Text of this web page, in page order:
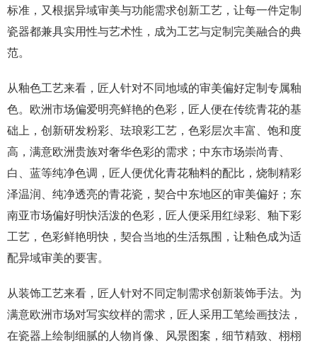
标准，又根据异域审美与功能需求创新工艺，让每一件定制
瓷器都兼具实用性与艺术性，成为工艺与定制完美融合的典
范。
从釉色工艺来看，匠人针对不同地域的审美偏好定制专属釉
色。欧洲市场偏爱明亮鲜艳的色彩，匠人便在传统青花的基
础上，创新研发粉彩、珐琅彩工艺，色彩层次丰富、饱和度
高，满意欧洲贵族对奢华色彩的需求；中东市场崇尚青、
白、蓝等纯净色调，匠人便优化青花釉料的配比，烧制精彩
泽温润、纯净透亮的青花瓷，契合中东地区的审美偏好；东
南亚市场偏好明快活泼的色彩，匠人便采用红绿彩、釉下彩
工艺，色彩鲜艳明快，契合当地的生活氛围，让釉色成为适
配异域审美的要害。
从装饰工艺来看，匠人针对不同定制需求创新装饰手法。为
满意欧洲市场对写实纹样的需求，匠人采用工笔绘画技法，
在瓷器上绘制细腻的人物肖像、风景图案，细节精致、栩栩